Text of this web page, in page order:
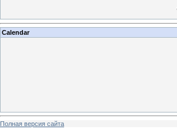
Calendar
Полная версия сайта